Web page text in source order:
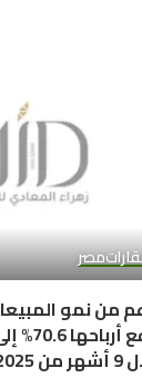
مصر
من نمو
2025